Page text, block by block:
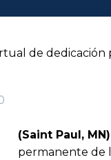
de
(Saint Paul, MN)
permanente de